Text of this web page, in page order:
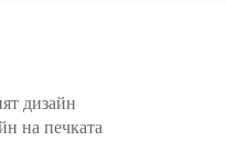
дизайн
на печката